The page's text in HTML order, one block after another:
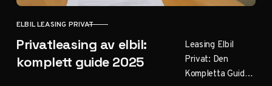
KATEGORI
ELBIL LEASING PRIVAT
Privatleasing av elbil:
komplett guide 2025
Leasing Elbil
Privat: Den
Kompletta Guiden